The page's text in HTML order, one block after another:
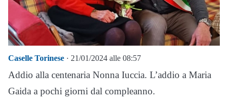
Caselle Torinese · 21/01/2024 alle 08:57
Addio alla centenaria Nonna Iuccia. L’addio a Maria
Gaida a pochi giorni dal compleanno.